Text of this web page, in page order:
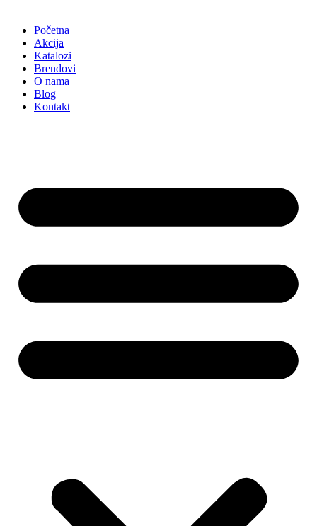
Početna
Akcija
Katalozi
Brendovi
O nama
Blog
Kontakt